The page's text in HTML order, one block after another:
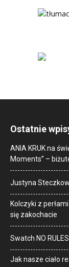
Ostatnie
ANIA KRUK na
Moments” –
Justyna
Kolczyki z
się zakochacie
Swatch NO
Jak nasze ciało